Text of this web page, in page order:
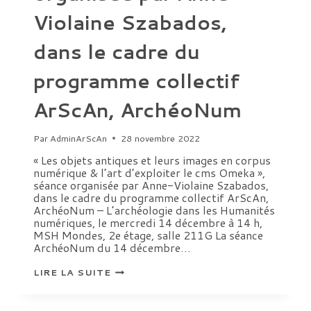
Violaine Szabados,
dans le cadre du
programme collectif
ArScAn, ArchéoNum
Par AdminArScAn 28 novembre 2022
« Les objets antiques et leurs images en corpus
numérique & l’art d’exploiter le cms Omeka »,
séance organisée par Anne-Violaine Szabados,
dans le cadre du programme collectif ArScAn,
ArchéoNum – L’archéologie dans les Humanités
numériques, le mercredi 14 décembre à 14 h,
MSH Mondes, 2e étage, salle 211G La séance
ArchéoNum du 14 décembre…
LIRE LA SUITE«
LES